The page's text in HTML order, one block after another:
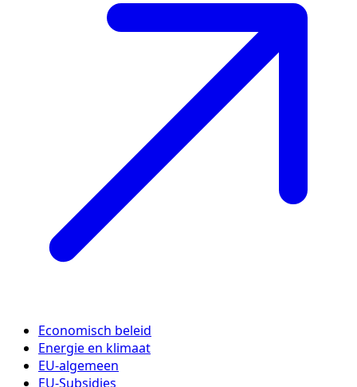
Economisch beleid
Energie en klimaat
EU-algemeen
EU-Subsidies